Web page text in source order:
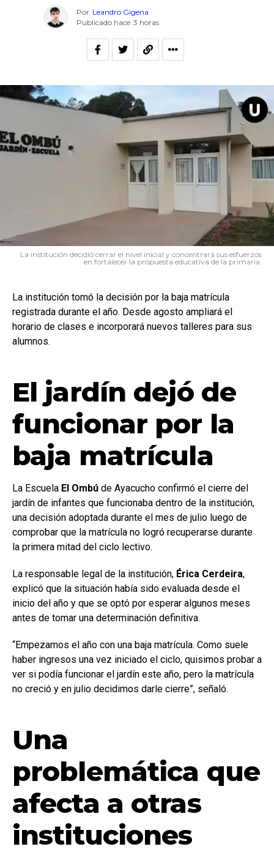
Por Leandro Gigena
Publicado hace 3 horas
La institución decidió cerrar el nivel inicial y concentrará sus esfuerzos
en fortalecer la propuesta educativa de la primaria.
La institución tomó la decisión por la baja matrícula
registrada durante el año. Desde agosto ampliará el
horario de clases e incorporará nuevos talleres para sus
alumnos.
El jardín dejó de
funcionar por la
baja matrícula
La Escuela El Ombú de Ayacucho confirmó el cierre del
jardín de infantes que funcionaba dentro de la institución,
una decisión adoptada durante el mes de julio luego de
comprobar que la matrícula no logró recuperarse durante
la primera mitad del ciclo lectivo.
La responsable legal de la institución, Érica Cerdeira,
explicó que la situación había sido evaluada desde el
inicio del año y que se optó por esperar algunos meses
antes de tomar una determinación definitiva.
“Empezamos el año con una baja matrícula. Como suele
haber ingresos una vez iniciado el ciclo, quisimos probar a
ver si podía funcionar el jardín este año, pero la matrícula
no creció y en julio decidimos darle cierre”, señaló.
Una
problemática que
afecta a otras
instituciones